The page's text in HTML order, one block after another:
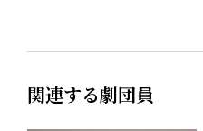
関連する劇団員